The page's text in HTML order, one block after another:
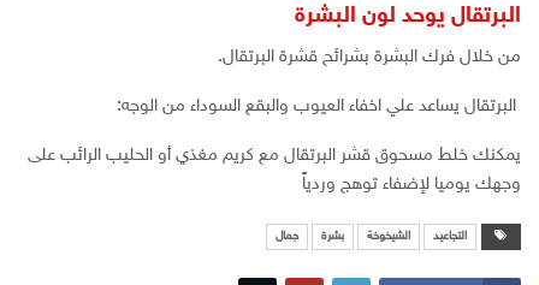
البرتقال يوحد لون البشرة
من خلال فرك البشرة بشرائح قشرة البرتقال.
البرتقال يساعد علي اخفاء العيوب والبقع السوداء من الوجه:
يمكنك خلط مسحوق قشر البرتقال مع كريم مغذي أو الحليب الرائب على
وجهك يوميا لإضفاء توهج وردياً
التجاعيد الشيخوخة بشرة جمال